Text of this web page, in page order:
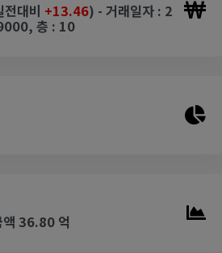
대비 +13.46) - 거래일자 : 2
층 : 10
액 36.80 억